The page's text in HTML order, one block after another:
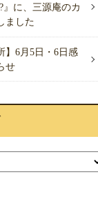
に、三源庵のカ
ました
】6月5日・6日感
せ